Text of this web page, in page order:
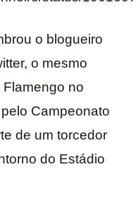
o blogueiro
o mesmo
no
Campeonato
de um torcedor
do Estádio